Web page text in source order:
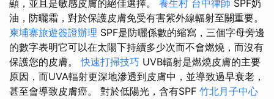
顯，並且是敏感皮膚的絕佳選擇。 養生村 台中律師 SPF奶
油，防曬霜，對於保護皮膚免受有害紫外線輻射至關重要。
柬埔寨旅遊簽證辦理 SPF是防曬係數的縮寫，三個字母旁邊
的數字表明它可以在太陽下持續多少次而不會燃燒，而沒有
保護您的皮膚。快速打掃技巧 UVB輻射是燃燒皮膚的主要
原因，而UVA輻射更深地滲透到皮膚中，並導致過早衰老，
甚至會導致皮膚癌。 對於低陽光，含有SPF 竹北月子中心